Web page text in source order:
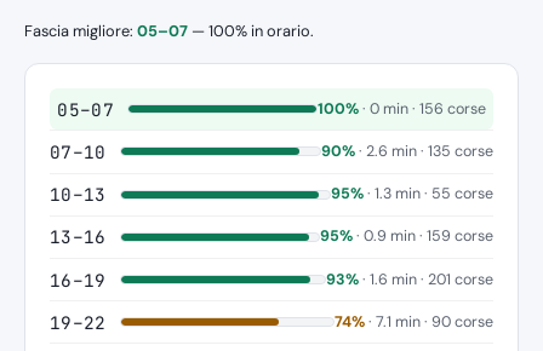
Fascia migliore: 05–07 — 100% in orario.
05–07 100% · 0 min · 156 corse
07–10 90%· 2.6 min · 135 corse
10–13 95%· 1.3 min · 55 corse
13–16 95%· 0.9 min · 159 corse
16–19 93%· 1.6 min · 201 corse
19–22 74%· 7.1 min · 90 corse